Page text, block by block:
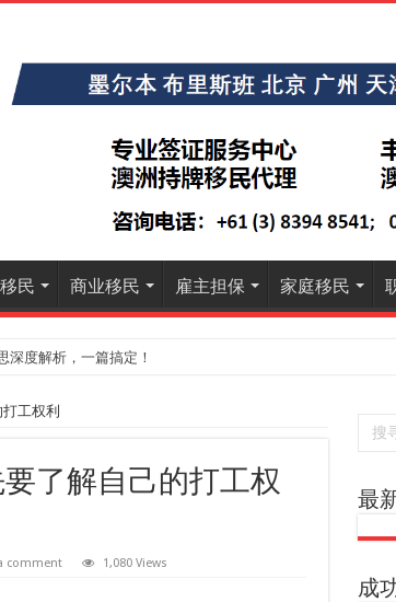
民 商业移民 雇主担保 家庭移民
深度解析，一篇搞定！
工权利
了解自己的打工权
comment 1,080 Views
最
成